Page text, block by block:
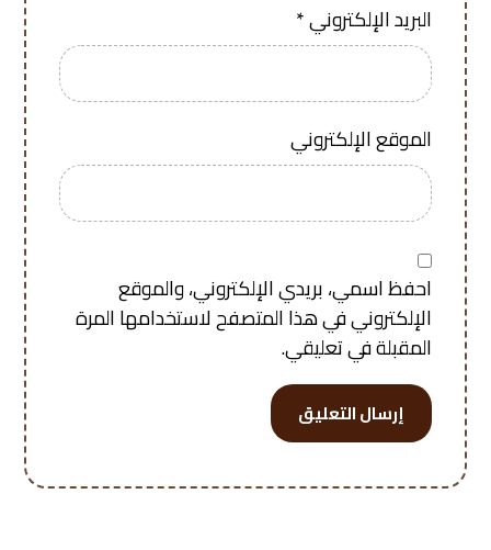
البريد الإلكتروني*
الموقع الإلكتروني
احفظ اسمي، بريدي الإلكتروني، والموقع
الإلكتروني في هذا المتصفح لاستخدامها المرة
المقبلة في تعليقي.
إرسال التعليق